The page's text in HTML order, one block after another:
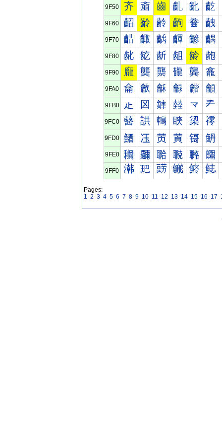
9F50 齐 齑 齒 齓 齔 齕
9F60 齠 齡 齢 齣 齤 齥
9F70 齰 齱 齲 齳 齴 齵
9F80 龀 龁 龂 龃 龄 龅
9F90 龐 龑 龒 龓 龔 龕
9FA0 龠 龡 龢 龣 龤 龥
9FB0 龰 龱 龲 龳 龴 龵
9FC0 鿀 鿁 鿂 鿃 鿄 鿅
9FD0 鿐 鿑 鿒 鿓 鿔 鿕
9FE0 鿠 鿡 鿢 鿣 鿤 鿥
9FF0 鿰 鿱 鿲 鿳 鿴 鿵
Pages:
1 2 3 4 5 6 7 8 9 10 11 12 13 14 15 16 17